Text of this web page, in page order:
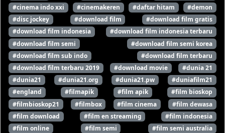
#cinema indo xxi
#cinemakeren #daftar hitam
#demon
#disc jockey
#download film
#download film gratis
#download film indonesia
#download film indonesia terbaru
#download film semi
#download film semi korea
#download film sub indo
#download film terbaru
#download film terbaru 2019
#download movie
#dunia 21
#dunia21
#dunia21.org #dunia21.pw
#duniafilm21
#england
#filmapik #film apik
#film bioskop
#filmbioskop21
#filmbox #film cinema
#film dewasa
#film download
#film en streaming
#film indonesia
#film online
#film semi
#film semi australia